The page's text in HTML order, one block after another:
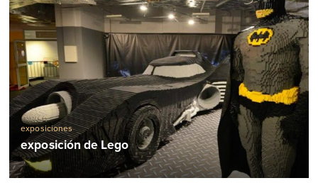
exposiciones
exposición de Lego